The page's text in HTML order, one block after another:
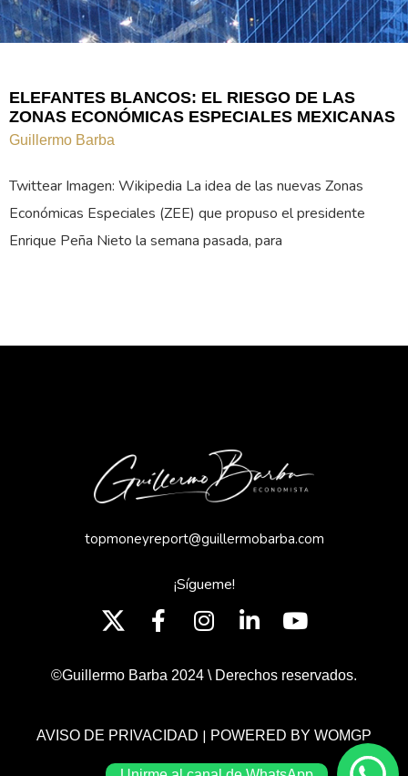
ELEFANTES BLANCOS: EL RIESGO DE LAS
ZONAS ECONÓMICAS ESPECIALES MEXICANAS
Guillermo Barba
Twittear Imagen: Wikipedia La idea de las nuevas Zonas
Económicas Especiales (ZEE) que propuso el presidente
Enrique Peña Nieto la semana pasada, para
topmoneyreport@guillermobarba.com
¡Sígueme!
©Guillermo Barba 2024 \ Derechos reservados.
AVISO DE PRIVACIDAD | POWERED BY WOMGP